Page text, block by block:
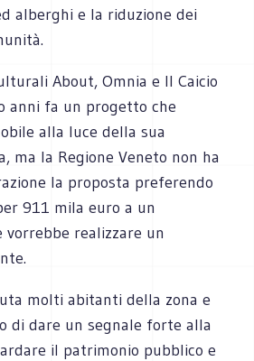
alberghi e la riduzione dei
About, Omnia e Il Caicio
anni fa un progetto che
alla luce della sua
ma la Regione Veneto non ha
la proposta preferendo
911 mila euro a un
realizzare un
molti abitanti della zona e
di dare un segnale forte alla
il patrimonio pubblico e